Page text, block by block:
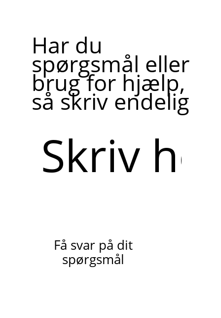
Har du
spørgsmål eller
brug for hjælp,
så skriv endelig
her
Få svar på dit
spørgsmål